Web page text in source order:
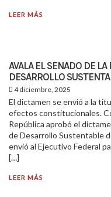
LEER MÁS
AVALA EL SENADO DE
DESARROLLO
4 diciembre, 2025
El dictamen se envió a la
efectos constitucionales.
República aprobó el
de Desarrollo Sustentable
envió al Ejecutivo Federal
[…]
LEER MÁS